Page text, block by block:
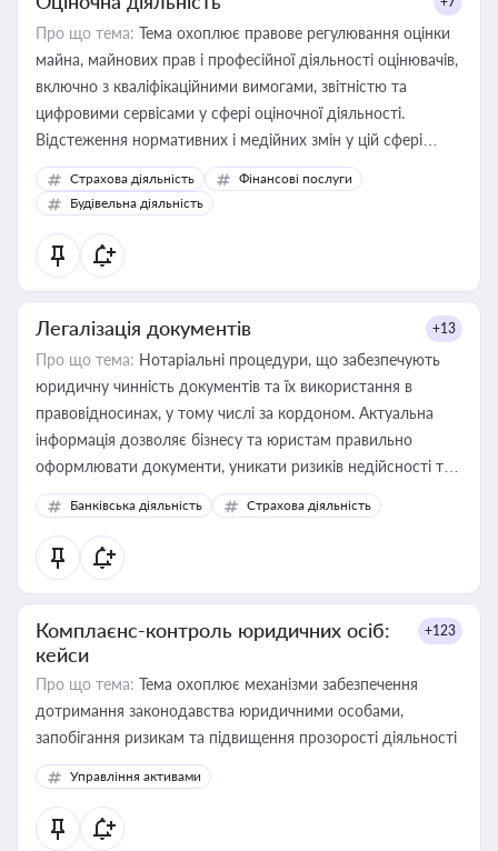
Про що тема: Тема охоплює правове регулювання оцінки
майна, майнових прав і професійної діяльності оцінювачів,
включно з кваліфікаційними вимогами, звітністю та
цифровими сервісами у сфері оціночної діяльності.
Відстеження нормативних і медійних змін у цій сфері
корисне для власника бізнесу, керівника, юриста або
бухгалтера під час оподаткування, приватизації, оренди
державного майна, корпоративних угод і перевірки
статусу суб'єктів оціночної діяльності
Страхова діяльність
Фінансові послуги
Будівельна діяльність
Легалізація документів +13
Про що тема: Нотаріальні процедури, що забезпечують
юридичну чинність документів та їх використання в
правовідносинах, у тому числі за кордоном. Актуальна
інформація дозволяє бізнесу та юристам правильно
оформлювати документи, уникати ризиків недійсності та
забезпечувати їх належне прийняття органами влади та
контрагентами
Банківська діяльність Страхова діяльність
Комплаєнс-контроль юридичних осіб:
кейси
+123
Про що тема: Тема охоплює механізми забезпечення
дотримання законодавства юридичними особами,
запобігання ризикам та підвищення прозорості діяльності
Управління активами